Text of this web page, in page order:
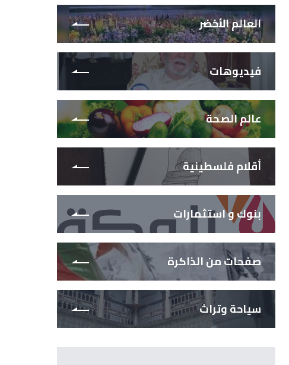
العالم الأخضر
فيديوهات
عالم الصحة
أقلام فلسطينية
بنوك و استثمارات
صفحات من الذاكرة
سياحة وتراث